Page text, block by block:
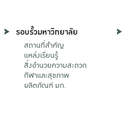
รอบรั้วมหาวิทยาลัย
สถานที่สำคัญ
แหล่งเรียนรู้
สิ่งอำนวยความสะดวก
กีฬาและสุขภาพ
ผลิตภัณฑ์ มก.